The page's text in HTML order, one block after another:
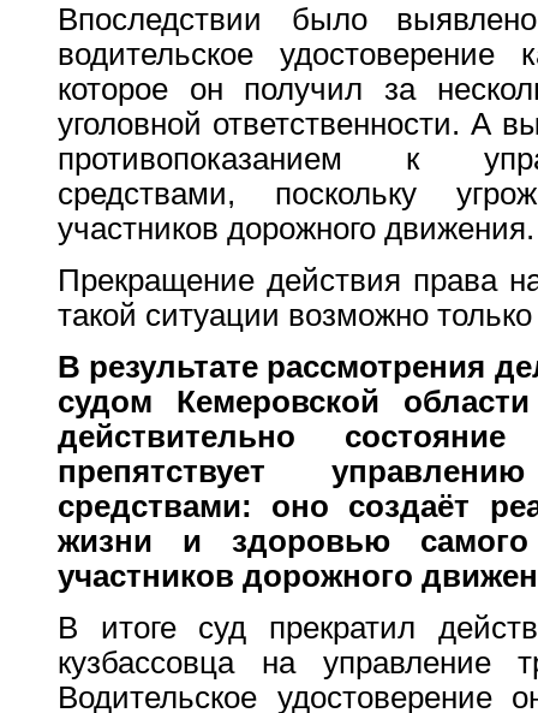
Впоследствии было
водительское
которое он получил за
уголовной ответственности. А
противопоказанием к
средствами, поскольку
участников дорожного движения.
Прекращение действия права
такой ситуации возможно
В результате рассмотрения
судом Кемеровской
действительно
препятствует
средствами: оно создаёт
жизни и здоровью
участников дорожного
В итоге суд прекратил
кузбассовца на управление
Водительское удостоверение